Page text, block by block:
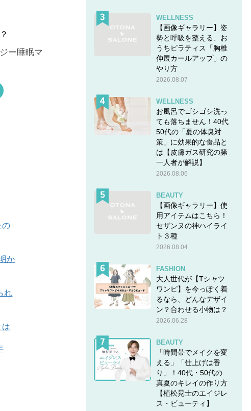
ー睡眠マ
の
か
れ
は
WELLNESS
【画像ギャラリー】姿
勢と呼吸を整える、お
うちピラティス「胸椎
伸展カールアップ」の
やり方
2026.08.07
WELLNESS
お風呂でゴシゴシ洗っ
ても落ちません！40代
50代の「夏の体臭対
策」に効果的な食品と
は【皮膚ガス研究の第
一人者が解説】
2026.08.06
BEAUTY
【画像ギャラリー】使
用アイテムはこちら！
セザンヌの神ハイライ
ト３種
2026.08.04
FASHION
大人世代が【Tシャツ
ワンピ】を今っぽく着
るなら、どんなデザイ
ン？合わせる小物は？
2026.06.28
BEAUTY
「時間帯でメイクを変
える」「仕上げは香
り」！40代・50代の
真夏のキレイの作り方
【植松晃士のエイジレ
ス・ビューティ】